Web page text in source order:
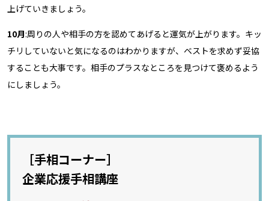
上げていきましょう。
10月:周りの人や相手の方を認めてあげると運気が上がります。キッ
チリしていないと気になるのはわかりますが、ベストを求めず妥協
することも大事です。相手のプラスなところを見つけて褒めるよう
にしましょう。
［手相コーナー］
企業応援手相講座